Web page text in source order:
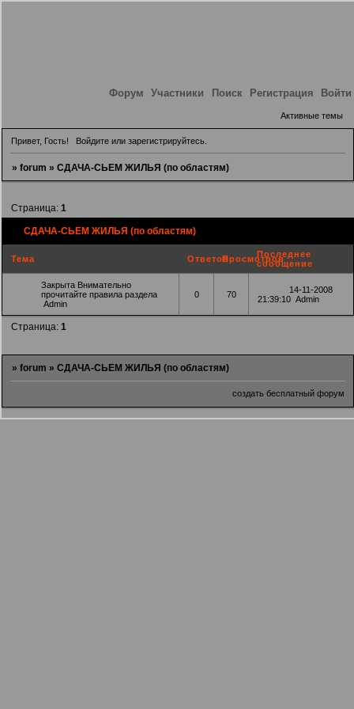
Форум Участники Поиск Регистрация Войти
Активные темы
Привет, Гость! Войдитеили зарегистрируйтесь.
»forum »СДАЧА-СЬЕМ ЖИЛЬЯ (по областям)
СДАЧА-СЬЕМ ЖИЛЬЯ (по областям)
Страница:1
Тема ОтветовПросмотровПоследнее
сообщение
Закрыта Внимательно
прочитайте правила раздела
Admin
0 70
14-11-2008
21:39:10 Admin
Страница:1
»forum »СДАЧА-СЬЕМ ЖИЛЬЯ (по областям)
создать бесплатный форум